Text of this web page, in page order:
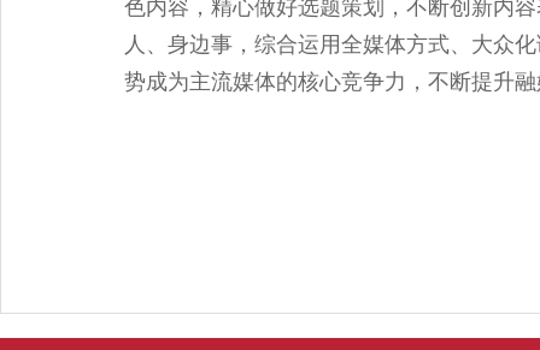
色内容，精心做好选题策划，不断创新内
人、身边事，综合运用全媒体方式、大众
势成为主流媒体的核心竞争力，不断提升